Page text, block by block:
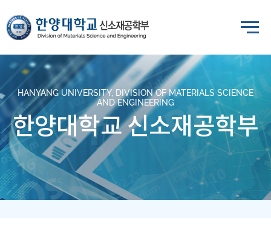
HANYANG UNIVERSITY, DIVISION OF MATERIALS SCIENCE
AND ENGINEERING
한양대학교 신소재공학부